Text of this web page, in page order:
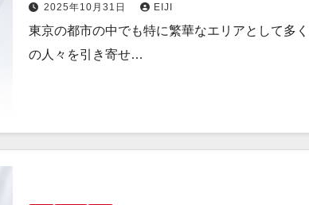
2025年10月31日 EIJI
東京の都市の中でも特に繁華なエリアとして多く
の人々を引き寄せ…